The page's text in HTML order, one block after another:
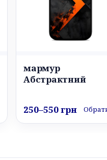
мармур
Абстрактний
250–550 грн